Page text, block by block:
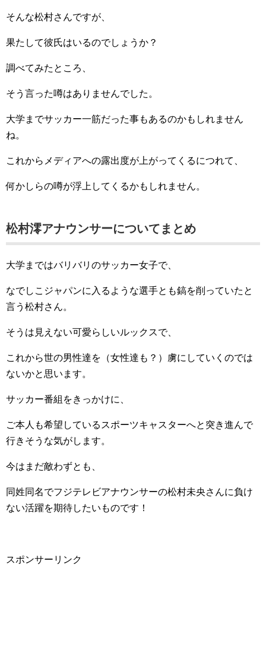
そんな松村さんですが、
果たして彼氏はいるのでしょうか？
調べてみたところ、
そう言った噂はありませんでした。
大学までサッカー一筋だった事もあるのかもしれません
ね。
これからメディアへの露出度が上がってくるにつれて、
何かしらの噂が浮上してくるかもしれません。
松村澪アナウンサーについてまとめ
大学まではバリバリのサッカー女子で、
なでしこジャパンに入るような選手とも鎬を削っていたと
言う松村さん。
そうは見えない可愛らしいルックスで、
これから世の男性達を（女性達も？）虜にしていくのでは
ないかと思います。
サッカー番組をきっかけに、
ご本人も希望しているスポーツキャスターへと突き進んで
行きそうな気がします。
今はまだ敵わずとも、
同姓同名でフジテレビアナウンサーの松村未央さんに負け
ない活躍を期待したいものです！
スポンサーリンク